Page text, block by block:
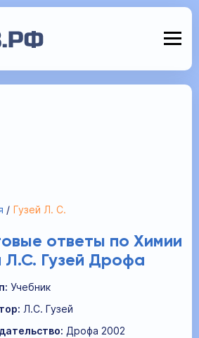
Гузей Л. С.
ответы по Химии
Л.С. Гузей Дрофа
Учебник
Л.С. Гузей
Дрофа 2002